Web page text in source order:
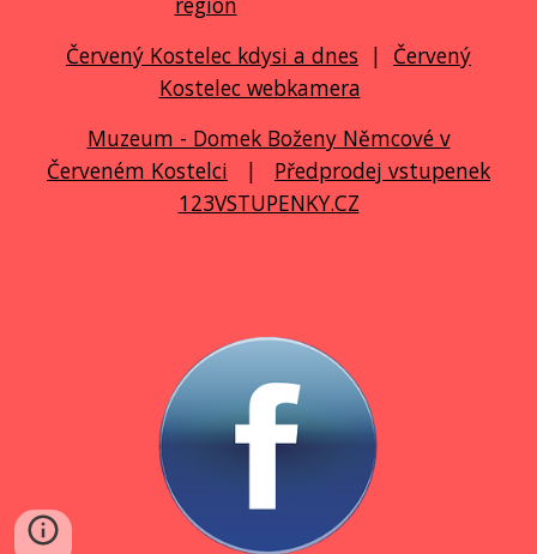
Červený Kostelec kdysi a dnes | Červený
Kostelec webkamera
Muzeum - Domek Boženy Němcové v
Červeném Kostelci | Předprodej vstupenek
123VSTUPENKY.CZ